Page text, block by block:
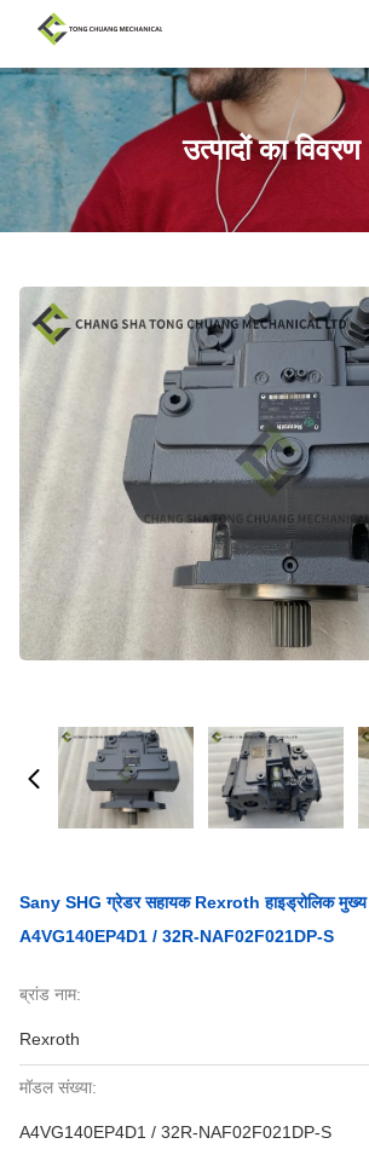
उत्पादों का विवरण
Sany SHG ग्रेडर सहायक Rexroth हाइड्रोलिक
A4VG140EP4D1 / 32R-NAF02F021DP-S
ब्रांड नाम:
Rexroth
मॉडल संख्या:
A4VG140EP4D1 / 32R-NAF02F021DP-S